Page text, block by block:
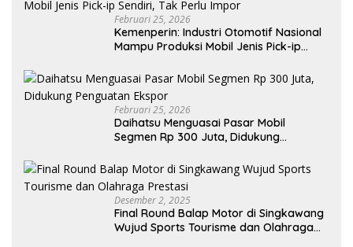
Februari 25, 2026
Kemenperin: Industri Otomotif Nasional
Mampu Produksi Mobil Jenis Pick-ip
Februari 25, 2026
Daihatsu Menguasai Pasar Mobil
Segmen Rp 300 Juta, Didukung
Desember 2, 2025
Final Round Balap Motor di Singkawang
Wujud Sports Tourisme dan Olahraga